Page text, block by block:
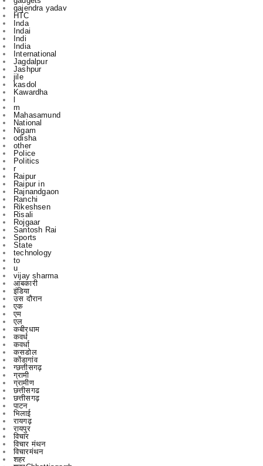
Indi
India
International
Jagdalpur
Jashpur
jile
kasdol
Kawardha
l
m
Mahasamund
National
Nigam
odisha
other
Police
Politics
r
Raipur
Raipur in
Rajnandgaon
Ranchi
Rikeshsen
Risali
Rojgaar
Santosh Rai
Sports
State
technology
to
u
vijay sharma
आबकारी
इंडिया
उस दौरान
एक
एम
एल
कबीरधाम
कवर्ध
कवर्धा
कसडोल
कोंडागांव
ग्छत्तीसगढ़
ग्रामी
ग्रामीण
छत्तीसगढ
छत्तीसगढ़
पाटन
भिलाई
रायगढ़
रायपुर
विचार
विचार मंथन
विचारमंथन
शहर
शहरChhattisgarrh